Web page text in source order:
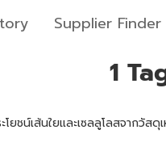
Supplier Finder
1
โยชน์เส้นใยและเซลลูโลสจาก